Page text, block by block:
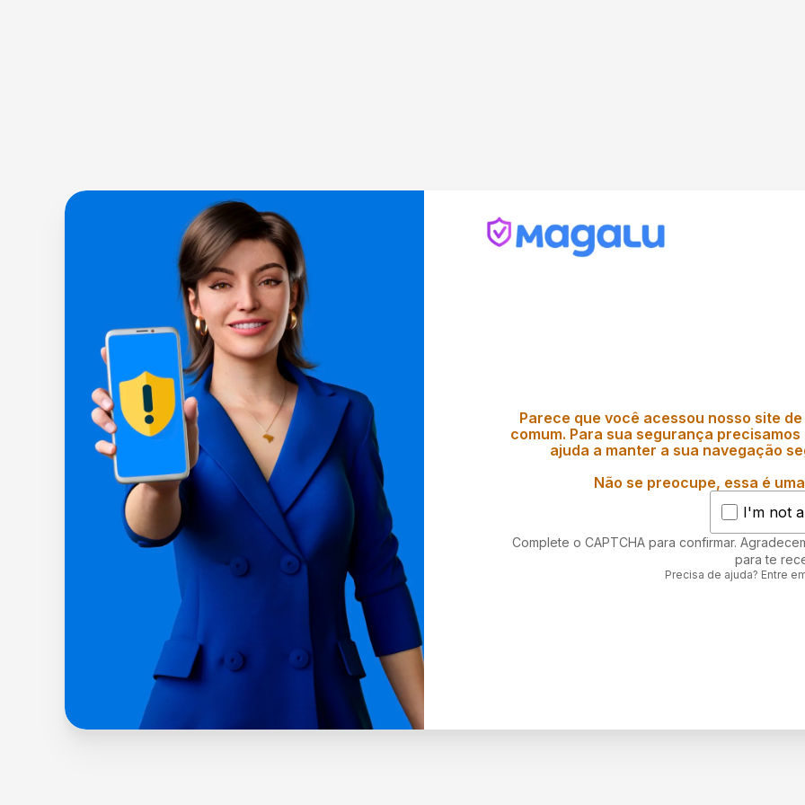
Parece que você acessou nosso site
comum. Para sua segurança
ajuda a manter a sua navegação
Não se preocupe, essa é
I'm not
Complete o CAPTCHA para confirmar.
para te
Precisa de ajuda? Entre